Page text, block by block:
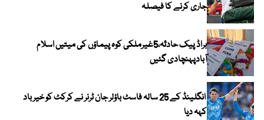
جاری کرنے کا فیصلہ
براڈ پیک حادثہ،5غیرملکی کوہ پیماؤں کی میتیں اسلام
آبادپہنچادی گئیں
انگلینڈ کے 25 سالہ فاسٹ باؤلر جان ٹرنر نے کرکٹ کو خیر باد
کہہ دیا